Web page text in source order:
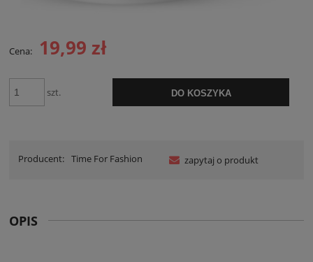
Cena: 19,99 zł
szt. DO KOSZYKA
Producent: Time For Fashion zapytaj o produkt
OPIS